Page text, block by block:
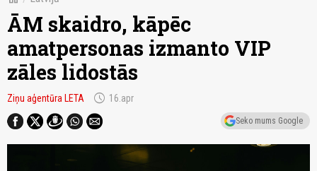
ĀM skaidro, kāpēc
amatpersonas izmanto VIP
zāles lidostās
Ziņu aģentūra LETA schedule 16.apr
Seko mums Google